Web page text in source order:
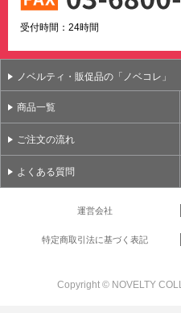
受付時間：24時間
ノベルティ・販促品の「ノベコレ」
商品一覧
ご注文の流れ
よくある質問
運営会社
特定商取引法に基づく表記
Copyright © NOVELTY